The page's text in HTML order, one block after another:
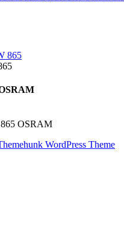
OSRAM
WordPress Theme